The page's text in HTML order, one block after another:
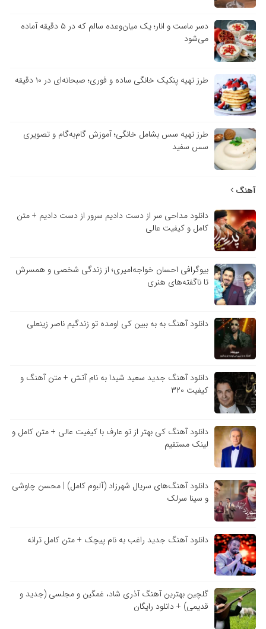
دسر ماست و انار؛ یک میان‌وعده سالم که در ۵ دقیقه آماده
می‌شود
طرز تهیه پنکیک خانگی ساده و فوری؛ صبحانه‌ای در ۱۰ دقیقه
طرز تهیه سس بشامل خانگی؛ آموزش گام‌به‌گام و تصویری
سس سفید
آهنگ
دانلود مداحی سر از دست دادیم سرور از دست دادیم + متن
کامل و کیفیت عالی
بیوگرافی احسان خواجه‌امیری؛ از زندگی شخصی و همسرش
تا ناگفته‌های هنری
دانلود آهنگ به به ببین کی اومده تو زندگیم ناصر زینعلی
دانلود آهنگ جدید سعید شیدا به نام آتش + متن آهنگ و
کیفیت ۳۲۰
دانلود آهنگ کی بهتر از تو عارف با کیفیت عالی + متن کامل و
لینک مستقیم
دانلود آهنگ‌های سریال شهرزاد (آلبوم کامل) | محسن چاوشی
و سینا سرلک
دانلود آهنگ جدید راغب به نام پیچک + متن کامل ترانه
گلچین بهترین آهنگ آذری شاد، غمگین و مجلسی (جدید و
قدیمی) + دانلود رایگان